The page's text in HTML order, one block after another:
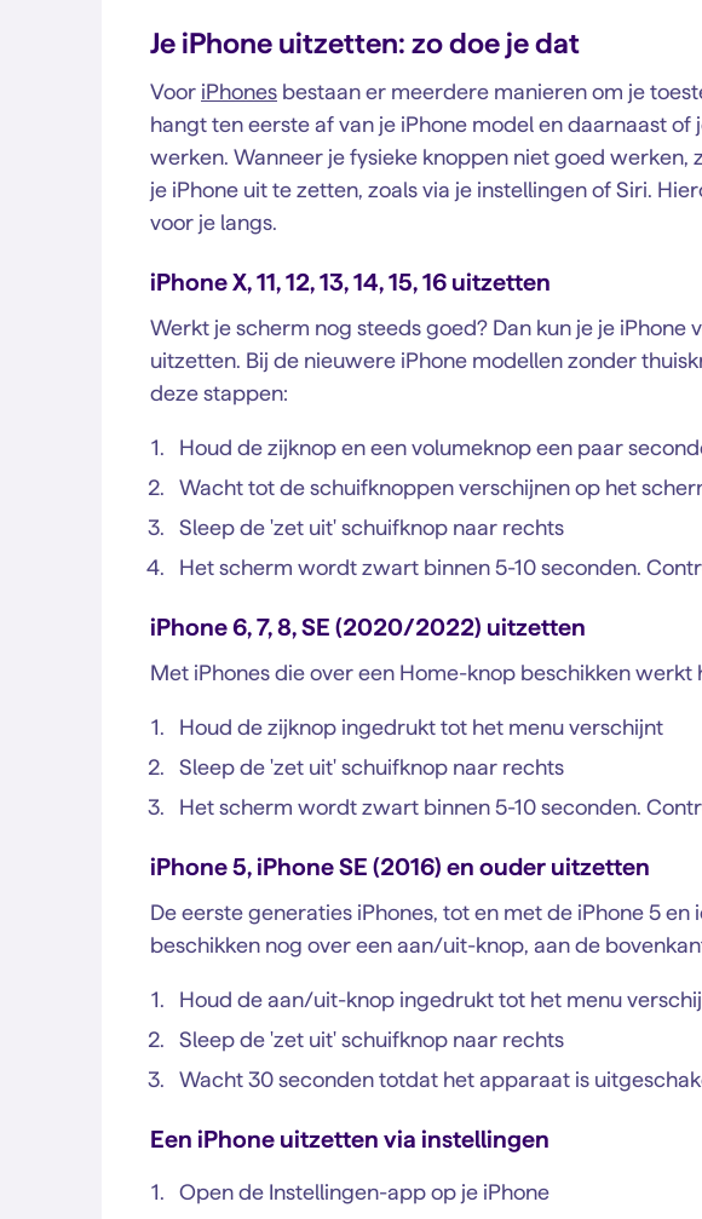
Je iPhone uitzetten: zo doe je dat
Voor iPhones bestaan er meerdere manieren om je
hangt ten eerste af van je iPhone model en daarnaast of
werken. Wanneer je fysieke knoppen niet goed werken,
je iPhone uit te zetten, zoals via je instellingen of Siri.
voor je langs.
iPhone X, 11, 12, 13, 14, 15, 16 uitzetten
Werkt je scherm nog steeds goed? Dan kun je je iPhone
uitzetten. Bij de nieuwere iPhone modellen zonder
deze stappen:
Houd de zijknop en een volumeknop een paar
Wacht tot de schuifknoppen verschijnen op het
Sleep de 'zet uit' schuifknop naar rechts
Het scherm wordt zwart binnen 5-10 seconden.
iPhone 6, 7, 8, SE (2020/2022) uitzetten
Met iPhones die over een Home-knop beschikken werkt
Houd de zijknop ingedrukt tot het menu verschijnt
Sleep de 'zet uit' schuifknop naar rechts
Het scherm wordt zwart binnen 5-10 seconden.
iPhone 5, iPhone SE (2016) en ouder uitzetten
De eerste generaties iPhones, tot en met de iPhone 5 en
beschikken nog over een aan/uit-knop, aan de
Houd de aan/uit-knop ingedrukt tot het menu
Sleep de 'zet uit' schuifknop naar rechts
Wacht 30 seconden totdat het apparaat is
Een iPhone uitzetten via instellingen
Open de Instellingen-app op je iPhone